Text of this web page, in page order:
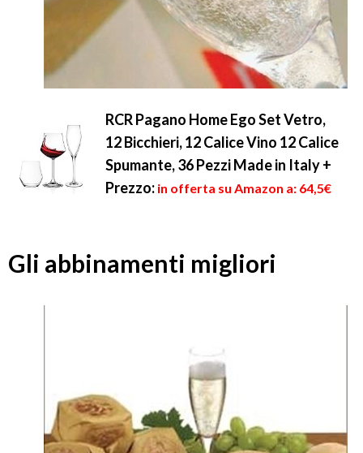
RCR Pagano Home Ego Set Vetro,
12 Bicchieri, 12 Calice Vino 12 Calice
Spumante, 36 Pezzi Made in Italy +
Prezzo: in offerta su Amazon a: 64,5€
Gli abbinamenti migliori